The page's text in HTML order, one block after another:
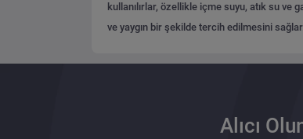
kullanılırlar, özellikle içme suyu, atık su ve
ve yaygın bir şekilde tercih edilmesini
Alıcı